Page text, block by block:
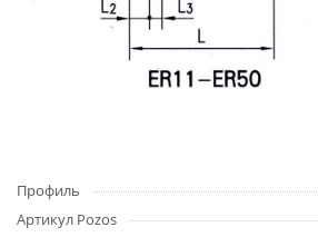
Профиль
Артикул Pozos